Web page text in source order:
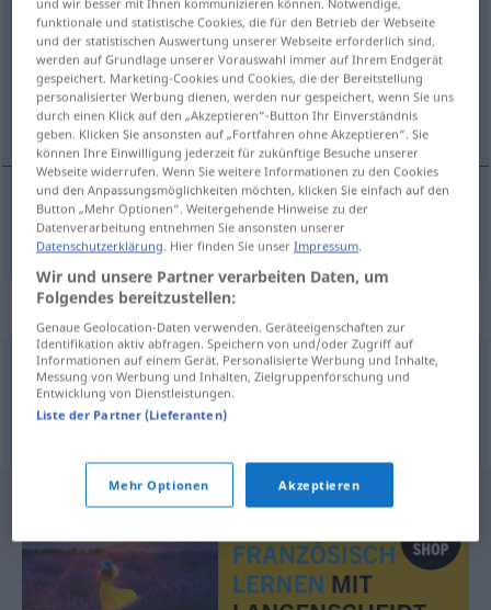
Übersicht aller Übersetzungen
(Für mehr Details die Übersetzung anklicken/antippen)
samouraï samurai
samouraïodsamuraim Samurai
Synonyme für "Samurai"
Ritter,Edelmann
funktionale und statistische Cookies, die für den Betrieb der Webseite
und der statistischen Auswertung unserer Webseite erforderlich sind,
werden auf Grundlage unserer Vorauswahl immer auf Ihrem Endgerät
gespeichert. Marketing-Cookies und Cookies, die der Bereitstellung
personalisierter Werbung dienen, werden nur gespeichert, wenn Sie uns
durch einen Klick auf den „Akzeptieren“-Button Ihr Einverständnis
geben. Klicken Sie ansonsten auf „Fortfahren ohne Akzeptieren“. Sie
können Ihre Einwilligung jederzeit für zukünftige Besuche unserer
Webseite widerrufen. Wenn Sie weitere Informationen zu den Cookies
und den Anpassungsmöglichkeiten möchten, klicken Sie einfach auf den
Button „Mehr Optionen“. Weitergehende Hinweise zu der
Datenverarbeitung entnehmen Sie ansonsten unserer
Datenschutzerklärung . Hier finden Sie unserImpressum
Wir und unsere Partner verarbeiten Daten, um
Folgendes bereitzustellen:
Genaue Geolocation-Daten verwenden. Geräteeigenschaften zur
Identifikation aktiv abfragen. Speichern von und/oder Zugriff auf
Informationen auf einem Gerät. Personalisierte Werbung und Inhalte,
Messung von Werbung und Inhalten, Zielgruppenforschung und
Entwicklung von Dienstleistungen.
Liste der Partner (Lieferanten)
Mehr Optionen Akzeptieren